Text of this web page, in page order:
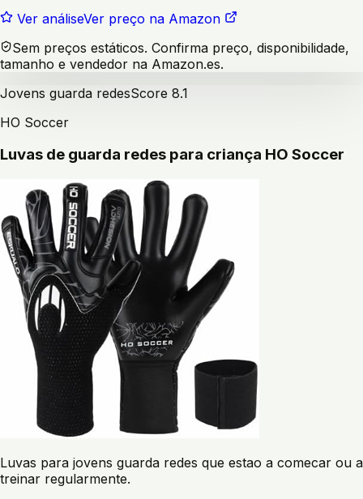
Ver análiseVer preço na Amazon
Sem preços estáticos. Confirma preço, disponibilidade,
tamanho e vendedor na Amazon.es.
Jovens guarda redesScore 8.1
HO Soccer
Luvas de guarda redes para criança HO Soccer
Luvas para jovens guarda redes que estao a comecar ou a
treinar regularmente.